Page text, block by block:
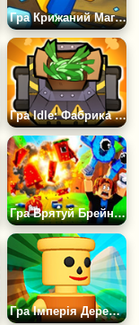
Гра Крижаний Магнат
Гра Idle: Фабрика Лука
Гра Врятуй Брейнрота Від Пожежі: Рятувальник Оббі +1 Магнат
Гра Імперія Дерев'яних Чоловічків